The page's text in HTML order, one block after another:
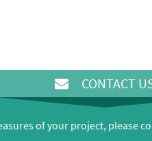
CONTACT
of your project, please